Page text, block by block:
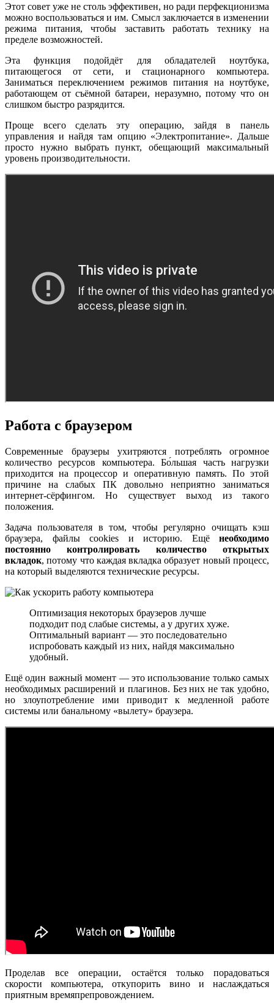
Этот совет уже не столь эффективен, но ради перфекционизма
можно воспользоваться и им. Смысл заключается в изменении
режима питания, чтобы заставить работать технику на
пределе возможностей.
Эта функция подойдёт для обладателей ноутбука,
питающегося от сети, и стационарного компьютера.
Заниматься переключением режимов питания на ноутбуке,
работающем от съёмной батареи, неразумно, потому что он
слишком быстро разрядится.
Проще всего сделать эту операцию, зайдя в панель
управления и найдя там опцию «Электропитание». Дальше
просто нужно выбрать пункт, обещающий максимальный
уровень производительности.
Работа с браузером
Современные браузеры ухитряются потреблять огромное
количество ресурсов компьютера. Бо́льшая часть нагрузки
приходится на процессор и оперативную память. По этой
причине на слабых ПК довольно неприятно заниматься
интернет-сёрфингом. Но существует выход из такого
положения.
Задача пользователя в том, чтобы регулярно очищать кэш
браузера, файлы cookies и историю. Ещё необходимо
постоянно контролировать количество открытых
вкладок, потому что каждая вкладка образует новый процесс,
на который выделяются технические ресурсы.
Оптимизация некоторых браузеров лучше
подходит под слабые системы, а у других хуже.
Оптимальный вариант — это последовательно
испробовать каждый из них, найдя максимально
удобный.
Ещё один важный момент — это использование только самых
необходимых расширений и плагинов. Без них не так удобно,
но злоупотребление ими приводит к медленной работе
системы или банальному «вылету» браузера.
Проделав все операции, остаётся только порадоваться
скорости компьютера, откупорить вино и наслаждаться
приятным времяпрепровождением.